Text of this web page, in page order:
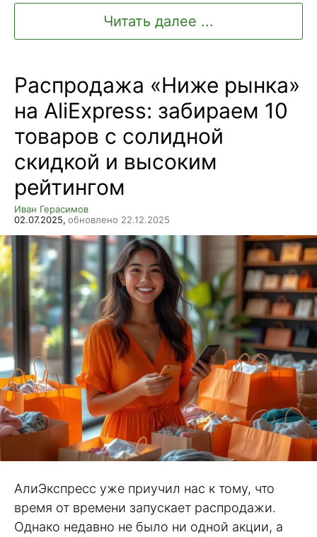
Читать далее ...
Распродажа «Ниже рынка»
на AliExpress: забираем 10
товаров с солидной
скидкой и высоким
рейтингом
Иван Герасимов
02.07.2025, обновлено 22.12.2025
АлиЭкспресс уже приучил нас к тому, что
время от времени запускает распродажи.
Однако недавно не было ни одной акции, а